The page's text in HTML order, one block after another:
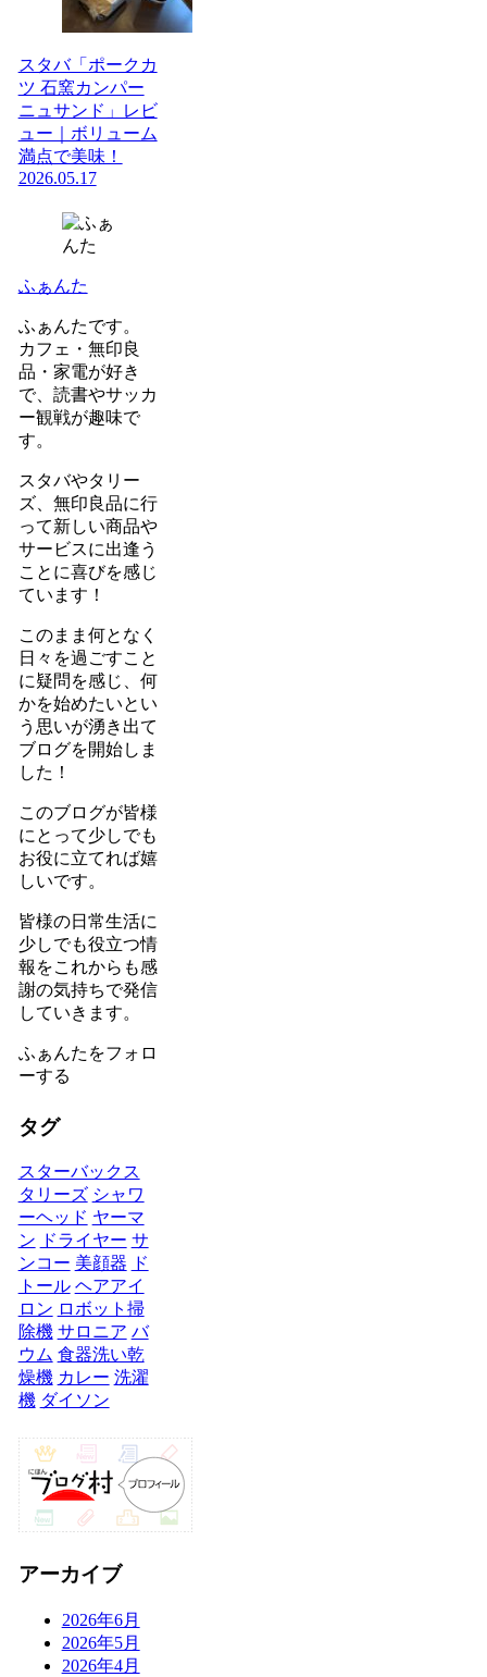
スタバ「ポークカ
ツ 石窯カンパー
ニュサンド」レビ
ュー｜ボリューム
満点で美味！
2026.05.17
ふぁんた
ふぁんたです。
カフェ・無印良
品・家電が好き
で、読書やサッカ
ー観戦が趣味で
す。
スタバやタリー
ズ、無印良品に行
って新しい商品や
サービスに出逢う
ことに喜びを感じ
ています！
このまま何となく
日々を過ごすこと
に疑問を感じ、何
かを始めたいとい
う思いが湧き出て
ブログを開始しま
した！
このブログが皆様
にとって少しでも
お役に立てれば嬉
しいです。
皆様の日常生活に
少しでも役立つ情
報をこれからも感
謝の気持ちで発信
していきます。
ふぁんたをフォロ
ーする
タグ
スターバックス
タリーズ シャワ
ーヘッド ヤーマ
ン ドライヤー サ
ンコー 美顔器 ド
トール ヘアアイ
ロン ロボット掃
除機 サロニア バ
ウム 食器洗い乾
燥機 カレー 洗濯
機 ダイソン
アーカイブ
2026年6月
2026年5月
2026年4月